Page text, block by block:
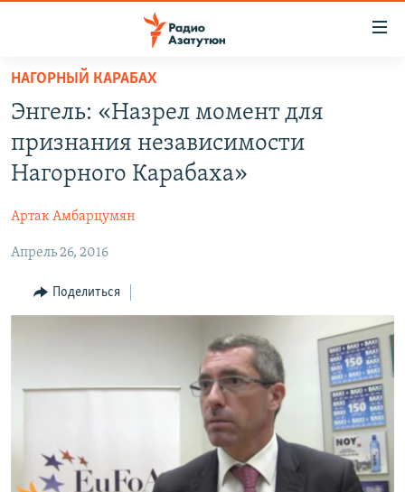
Перейти
основному
содержанию
Перейти
основной
навигации
Перейти
поиску
ПОЛИТИКА
ЭКОНОМИКА
РЕГИОН
НАГОРНЫЙ КАРАБАХ
АРХИВ
English
НАГОРНЫЙ КАРАБАХ
Энгель: «Назрел момент для
признания независимости
Нагорного Карабаха»
Артак Амбарцумян
Апрель 26, 2016
Поделиться